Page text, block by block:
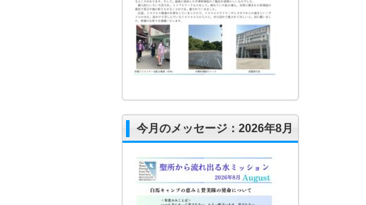
今月のメッセージ：2026年8月